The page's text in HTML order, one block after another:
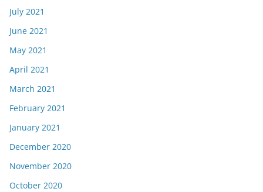
July 2021
June 2021
May 2021
April 2021
March 2021
February 2021
January 2021
December 2020
November 2020
October 2020